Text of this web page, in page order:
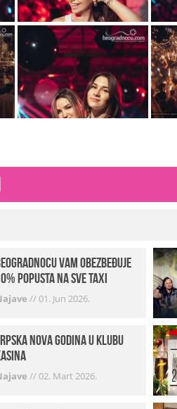
vam obezbeđuje
popusta na sve taxi
//01. Jun 2026.
Nova godina u klubu
//02. Mart 2026.